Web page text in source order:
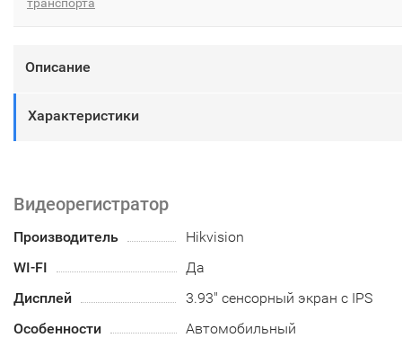
Описание
Характеристики
Видеорегистратор
Производитель
Hikvision
WI-FI
Да
Дисплей
3.93″ сенсорный экран с IPS
Особенности
Автомобильный